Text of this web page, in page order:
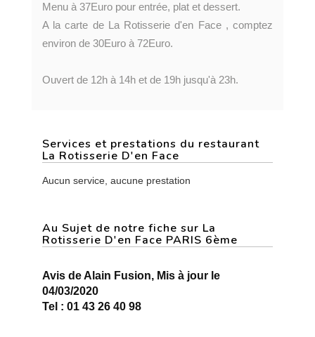
Menu à 37Euro pour entrée, plat et dessert.
A la carte de La Rotisserie d'en Face , comptez
environ de 30Euro à 72Euro.
Ouvert de 12h à 14h et de 19h jusqu'à 23h.
Services et prestations du restaurant
La Rotisserie D'en Face
Aucun service, aucune prestation
Au Sujet de notre fiche sur La
Rotisserie D'en Face PARIS 6ème
Avis de Alain Fusion, Mis à jour le
04/03/2020
Tel : 01 43 26 40 98